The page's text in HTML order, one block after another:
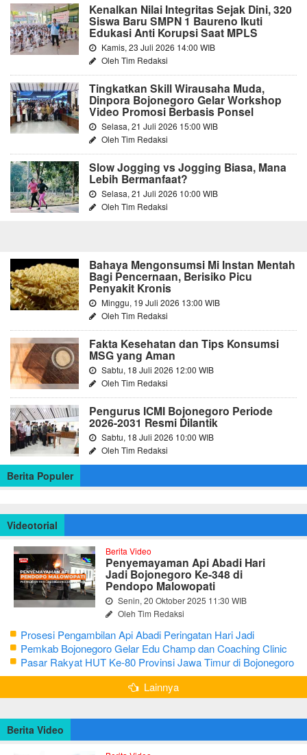
Kenalkan Nilai Integritas Sejak Dini, 320
Siswa Baru SMPN 1 Baureno Ikuti
Edukasi Anti Korupsi Saat MPLS
Kamis, 23 Juli 2026 14:00 WIB
Oleh Tim Redaksi
Tingkatkan Skill Wirausaha Muda,
Dinpora Bojonegoro Gelar Workshop
Video Promosi Berbasis Ponsel
Selasa, 21 Juli 2026 15:00 WIB
Oleh Tim Redaksi
Slow Jogging vs Jogging Biasa, Mana
Lebih Bermanfaat?
Selasa, 21 Juli 2026 10:00 WIB
Oleh Tim Redaksi
Bahaya Mengonsumsi Mi Instan Mentah
Bagi Pencernaan, Berisiko Picu
Penyakit Kronis
Minggu, 19 Juli 2026 13:00 WIB
Oleh Tim Redaksi
Fakta Kesehatan dan Tips Konsumsi
MSG yang Aman
Sabtu, 18 Juli 2026 12:00 WIB
Oleh Tim Redaksi
Pengurus ICMI Bojonegoro Periode
2026-2031 Resmi Dilantik
Sabtu, 18 Juli 2026 10:00 WIB
Oleh Tim Redaksi
Berita Populer
Videotorial
Berita Video
Penyemayaman Api Abadi Hari
Jadi Bojonegoro Ke-348 di
Pendopo Malowopati
Senin, 20 Oktober 2025 11:30 WIB
Oleh Tim Redaksi
Prosesi Pengambilan Api Abadi Peringatan Hari Jadi
Bojonegoro Ke-348
Pemkab Bojonegoro Gelar Edu Champ dan Coaching Clinic
Seni Reog dan Jaranan
Pasar Rakyat HUT Ke-80 Provinsi Jawa Timur di Bojonegoro
Lainnya
Berita Video